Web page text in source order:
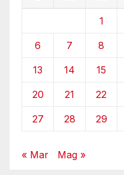
1
6 7 8
13 14 15
20 21 22
27 28 29
« Mar Mag »